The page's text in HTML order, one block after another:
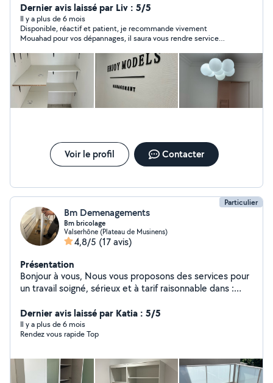
Dernier avis laissé par Liv : 5/5
Il y a plus de 6 mois
Disponible, réactif et patient, je recommande vivement
Mouahad pour vos dépannages, il saura vous rendre service
Voir le profil Contacter
Particulier
Bm Demenagements
Bm bricolage
Valserhône (Plateau de Musinens)
4,8/5 (17 avis)
Présentation
Bonjour à vous, Nous vous proposons des services pour
un travail soigné, sérieux et à tarif raisonnable dans :
Aide au déménagement Aide physique quelconque
Débarras, déchèterie Je suis honnête et ponctuel.
N'hésitez pas à me contacter. Au plaisir de vous aidez!
Dernier avis laissé par Katia : 5/5
Il y a plus de 6 mois
Rendez vous rapide Top